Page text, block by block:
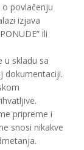
povlačenju
izjava
ili
u skladu sa
dokumentaciji.
pripreme i
snosi nikakve